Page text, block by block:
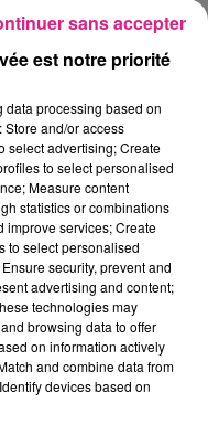
aura alors lieu ce
Business School de
en lice. L'�preuve
surveillance. Les
de 0 � 1 000 au
� l'inventaire du
certifications
L2C r�compensera
d'un troph�e
ainsi que les
respectivement un
Voltaire d'Argent au
est notre priorité
data processing based on
and/or access
select advertising; Create
to select personalised
Measure content
statistics or combinations
improve services; Create
to select personalised
security, prevent and
advertising and content;
technologies may
browsing data to offer
on information actively
and combine data from
devices based on
sans accepter